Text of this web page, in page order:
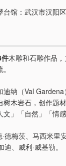
馆：武汉市汉阳
木雕和石雕作品
纳（Val
木岩石，创作题
」「自然」「情感
梅茨、马西米里
、威利·威基勒。